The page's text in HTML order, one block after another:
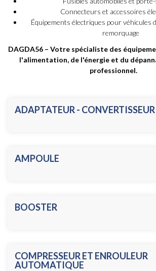
Connecteurs et accessoires
Équipements électriques pour véhicules
remorquage
DAGDA56 – Votre spécialiste des
l'alimentation, de l'énergie et du
professionnel.
ADAPTATEUR - CONVERTISSEUR
AMPOULE
BOOSTER
COMPRESSEUR ET ENROULEUR
AUTOMATIQUE